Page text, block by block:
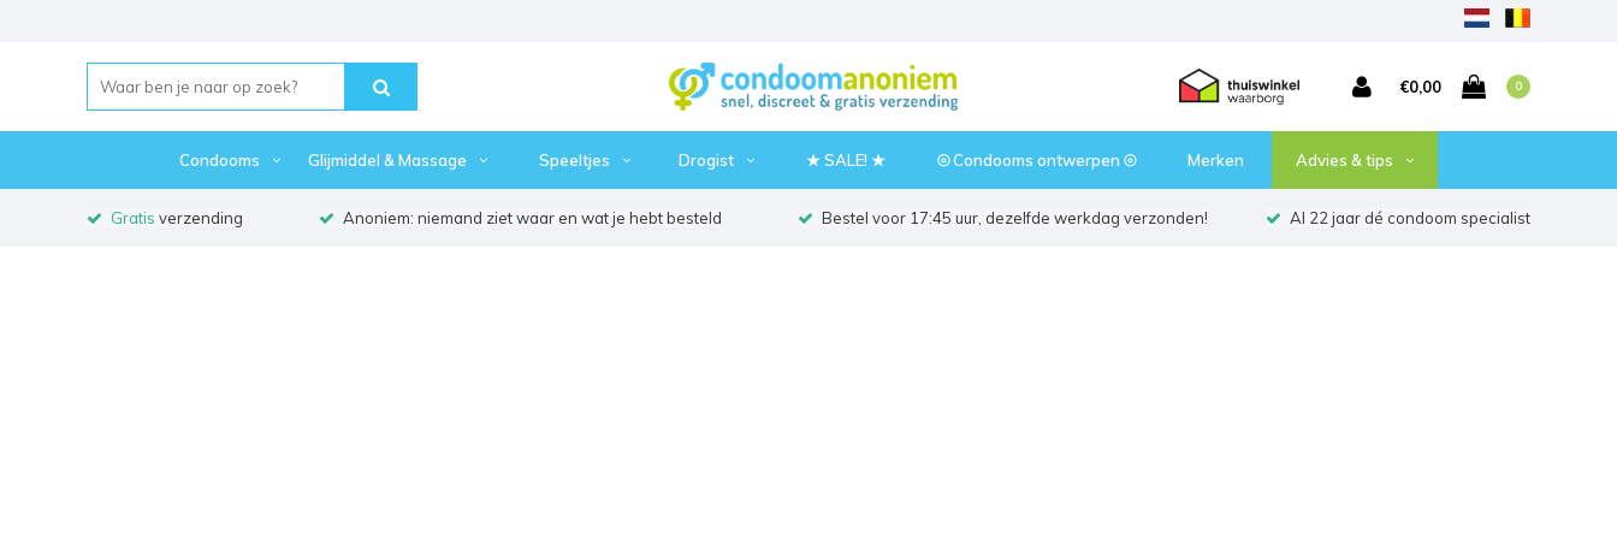
€0,00 0
Condooms Glijmiddel & Massage Speeltjes Drogist ★ SALE! ★ ⦾ Condooms ontwerpen ⦾ Merken Advies & tips
Gratis verzending Anoniem: niemand ziet waar en wat je hebt besteld Bestel voor 17:45 uur, dezelfde werkdag verzonden! Al 22 jaar dé condoom specialist